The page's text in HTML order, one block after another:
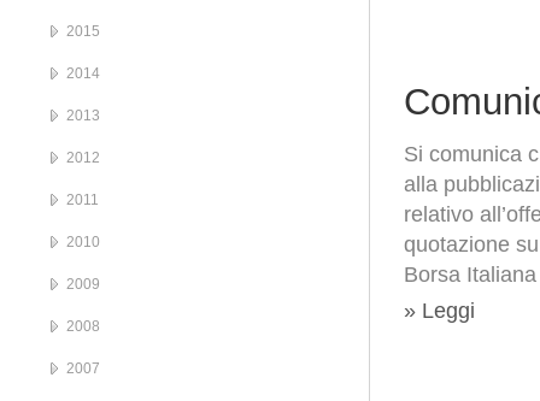
Si comunica
alla
relativo
quotazione
Borsa
» Leggi
2015
2014
2013
2012
2011
2010
2009
2008
2007